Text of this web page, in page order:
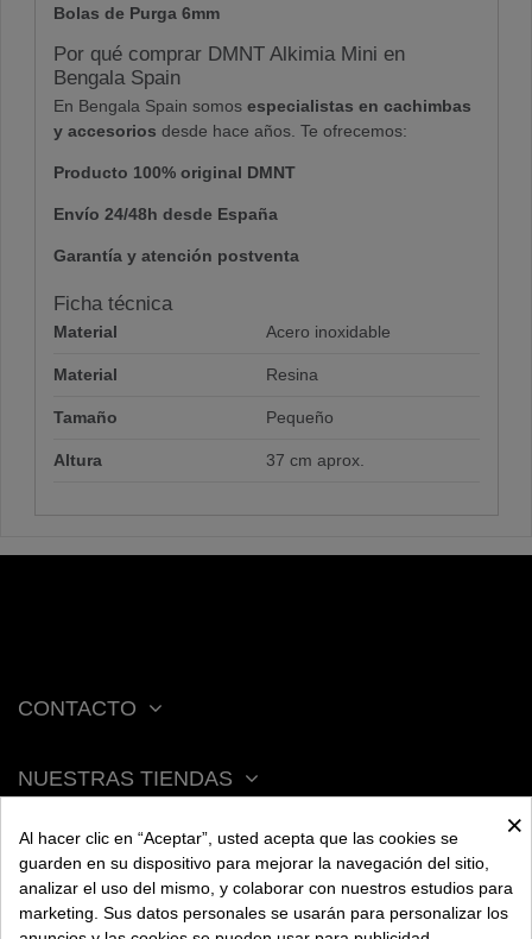
Bolas de Purga 6mm
Por qué comprar DMNT Alkimia Mini en
Bengala Spain
En Bengala Spain somos especialistas en cachimbas
y accesorios desde hace años. Te ofrecemos:
Producto 100% original DMNT
Envío 24/48h desde España
Garantía y atención postventa
Ficha técnica
Material Acero inoxidable
Material Resina
Tamaño Pequeño
Altura 37 cm aprox.
CONTACTO
NUESTRAS TIENDAS
ACERCA DE BENGALA
AYUDA
×
Al hacer clic en “Aceptar”, usted acepta que las cookies se
guarden en su dispositivo para mejorar la navegación del sitio,
analizar el uso del mismo, y colaborar con nuestros estudios para
marketing. Sus datos personales se usarán para personalizar los